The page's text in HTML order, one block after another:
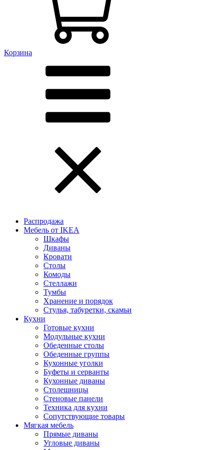
Корзина
Распродажа
Мебель от IKEA
Шкафы
Диваны
Кровати
Столы
Комоды
Стеллажи
Тумбы
Хранение и порядок
Стулья, табуретки, скамьи
Кухни
Готовые кухни
Модульные кухни
Обеденные столы
Обеденные группы
Кухонные уголки
Буфеты и серванты
Кухонные диваны
Столешницы
Стеновые панели
Техника для кухни
Сопутствующие товары
Мягкая мебель
Прямые диваны
Угловые диваны